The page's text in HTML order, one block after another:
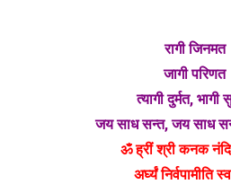
रागी जिनमत
जागी परिणत
त्यागी दुर्मत, भागी
जय साध सन्त, जय साध
ॐ ह्रीं श्री कनक नंदि
अर्घ्यं निर्वपामीति